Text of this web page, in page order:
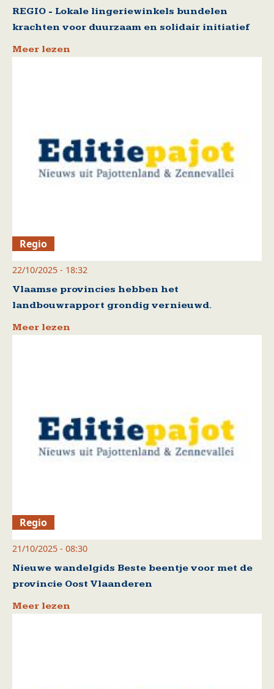
REGIO - Lokale lingeriewinkels bundelen
krachten voor duurzaam en solidair initiatief
Meer lezen
Regio
22/10/2025 - 18:32
Vlaamse provincies hebben het
landbouwrapport grondig vernieuwd.
Meer lezen
Regio
21/10/2025 - 08:30
Nieuwe wandelgids Beste beentje voor met de
provincie Oost Vlaanderen
Meer lezen